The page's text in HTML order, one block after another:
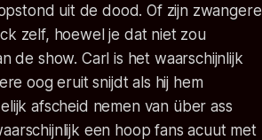
uit de dood. Of zijn zwangere
zelf, hoewel je dat niet zou
de show. Carl is het waarschijnlijk
oog eruit snijdt als hij hem
afscheid nemen van über ass
een hoop fans acuut met